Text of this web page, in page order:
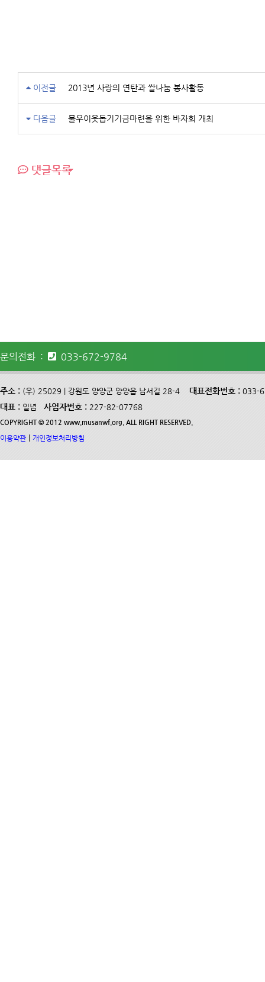
이전글 2013년 사랑의 연탄과 쌀나눔 봉사활동
다음글 불우이웃돕기기금마련을 위한 바자회 개최
댓글목록
문의전화 : 033-672-9784
주소 : (우) 25029 | 강원도 양양군 양양읍 남서길 28-4 대표전화번호 : 033-
대표 : 일념 사업자번호 : 227-82-07768
COPYRIGHT © 2012 www.musanwf.org. ALL RIGHT RESERVED.
이용약관 개인정보처리방침